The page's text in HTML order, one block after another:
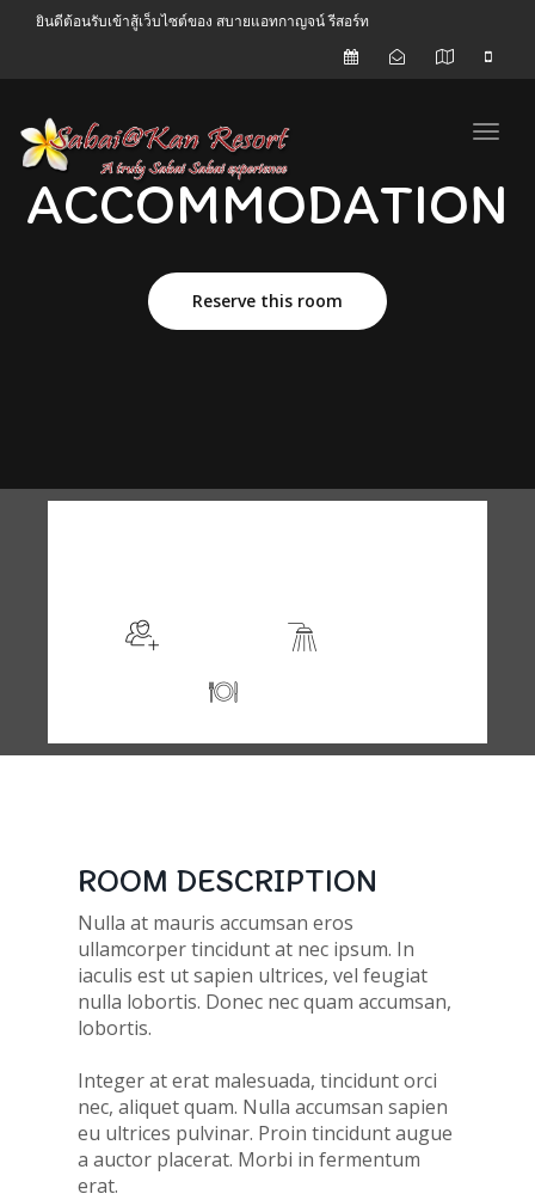
ยินดีต้อนรับเข้าสู้เว็บไซต์ของ สบายแอทกาญจน์ รีสอร์ท
ACCOMMODATION
Reserve this room
ROOM DESCRIPTION
Nulla at mauris accumsan eros
ullamcorper tincidunt at nec ipsum. In
iaculis est ut sapien ultrices, vel feugiat
nulla lobortis. Donec nec quam accumsan,
lobortis.
Integer at erat malesuada, tincidunt orci
nec, aliquet quam. Nulla accumsan sapien
eu ultrices pulvinar. Proin tincidunt augue
a auctor placerat. Morbi in fermentum
erat.